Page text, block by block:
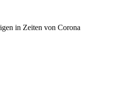
in Zeiten von Corona